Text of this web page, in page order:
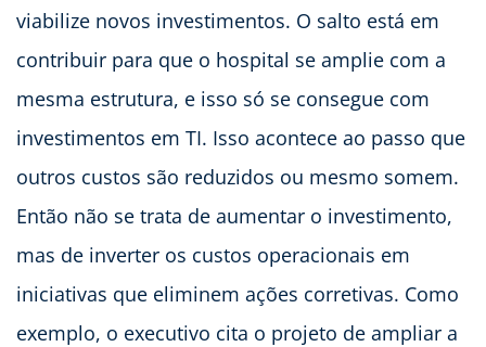
viabilize novos investimentos. O salto está em
contribuir para que o hospital se amplie com a
mesma estrutura, e isso só se consegue com
investimentos em TI. Isso acontece ao passo que
outros custos são reduzidos ou mesmo somem.
Então não se trata de aumentar o investimento,
mas de inverter os custos operacionais em
iniciativas que eliminem ações corretivas. Como
exemplo, o executivo cita o projeto de ampliar a